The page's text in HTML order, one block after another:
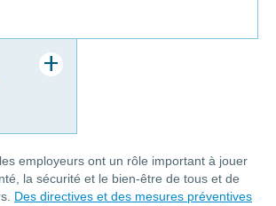
employeurs ont un rôle important à jouer
la sécurité et le bien-être de tous et de
Des directives et des mesures préventives